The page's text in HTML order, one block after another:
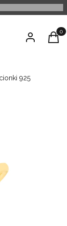
Zaloguj się
925